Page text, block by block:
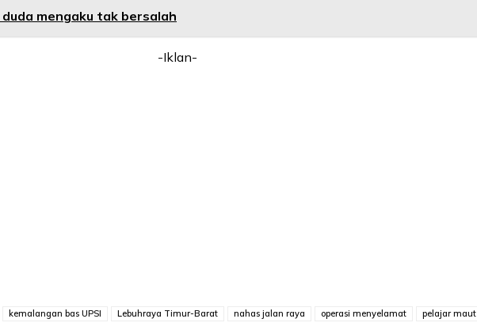
mengaku tak bersalah
-Iklan-
kemalangan bas UPSI Lebuhraya Timur-Barat nahas jalan raya operasi menyelamat pelajar maut